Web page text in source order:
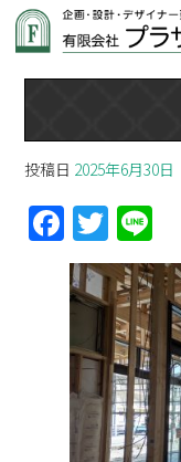
オフィシャルブログ
投稿日 2025年6月30日
F
a
ce
o
o
k
T
w
itt
er
n
e